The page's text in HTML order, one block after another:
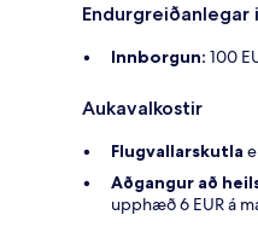
Endurgreiðanlegar
Innborgun: 100
Aukavalkostir
Flugvallarskutla
Aðgangur að
upphæð 6 EUR á